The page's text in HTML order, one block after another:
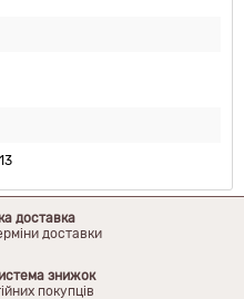
доставка
доставки
знижок
покупців